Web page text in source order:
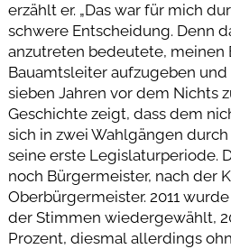
erzählt er. „Das war für mich
schwere Entscheidung. Denn
anzutreten bedeutete, meinen
Bauamtsleiter aufzugeben
sieben Jahren vor dem Nichts
Geschichte zeigt, dass dem
sich in zwei Wahlgängen
seine erste Legislaturperiode.
noch Bürgermeister, nach der
Oberbürgermeister. 2011
der Stimmen wiedergewählt,
Prozent, diesmal allerdings